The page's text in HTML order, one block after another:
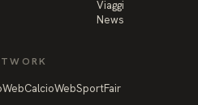
Viaggi
News
CalcioWebSportFair